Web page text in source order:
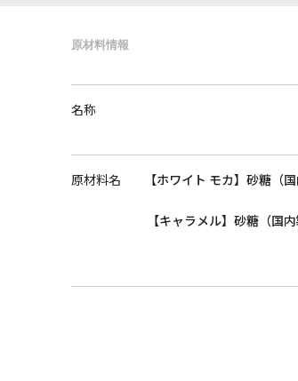
原材料情報
名称
原材料名
【ホワイト モカ】砂糖（
【キャラメル】砂糖（国